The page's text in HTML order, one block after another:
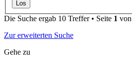
Die Suche ergab 10 Treffer • Seite 1 von
Zur erweiterten Suche
Gehe zu